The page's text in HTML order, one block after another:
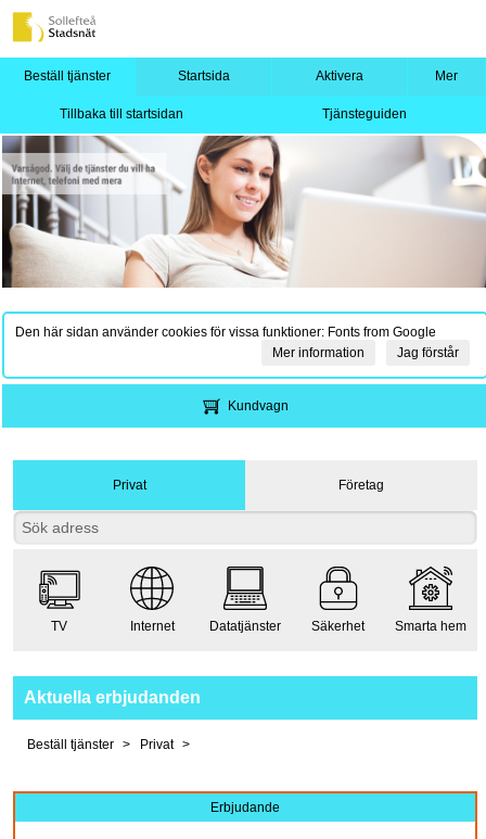
Beställ tjänster Startsida Aktivera Mer
Tillbaka till startsidan Tjänsteguiden
Den här sidan använder cookies för vissa funktioner: Fonts from Google
Jag förstår
Mer information
Kundvagn
Privat Företag
TV Internet Datatjänster Säkerhet Smarta hem
Aktuella erbjudanden
Beställ tjänster Privat
Erbjudande